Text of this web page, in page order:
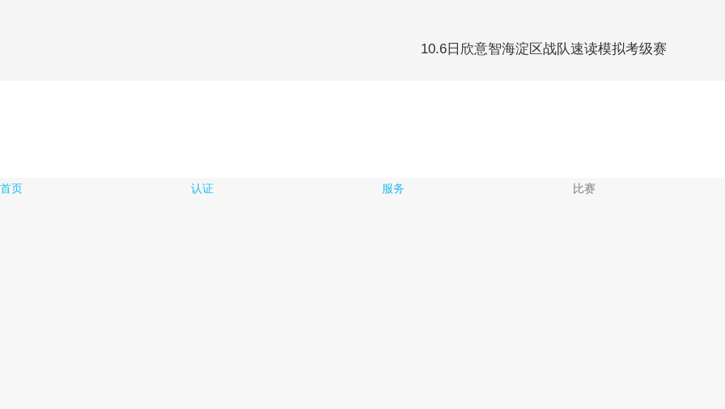
10.6日欣意智海淀区战队速读模拟考级赛
首页 认证 服务 比赛